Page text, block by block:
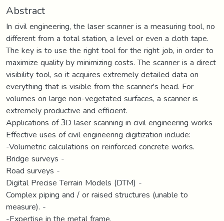
Abstract
In civil engineering, the laser scanner is a measuring tool, no
different from a total station, a level or even a cloth tape.
The key is to use the right tool for the right job, in order to
maximize quality by minimizing costs. The scanner is a direct
visibility tool, so it acquires extremely detailed data on
everything that is visible from the scanner's head. For
volumes on large non-vegetated surfaces, a scanner is
extremely productive and efficient.
Applications of 3D laser scanning in civil engineering works
Effective uses of civil engineering digitization include:
-Volumetric calculations on reinforced concrete works.
Bridge surveys -
Road surveys -
Digital Precise Terrain Models (DTM) -
Complex piping and / or raised structures (unable to
measure). -